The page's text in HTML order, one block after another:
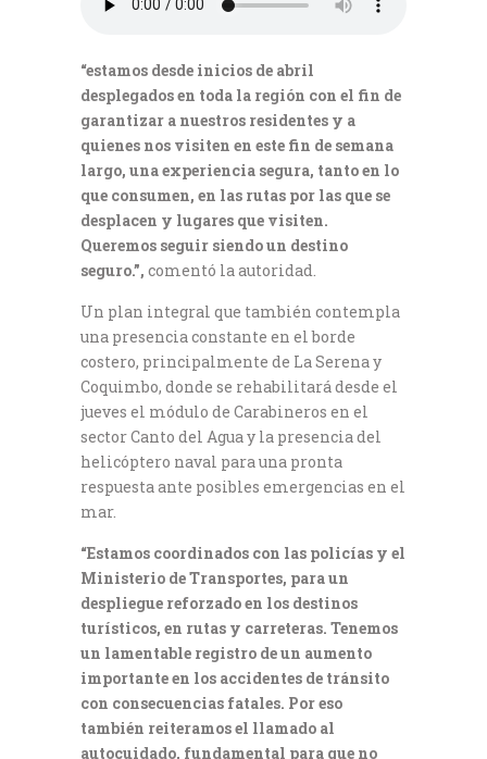
“estamos desde inicios de abril
desplegados en toda la región con el fin de
garantizar a nuestros residentes y a
quienes nos visiten en este fin de semana
largo, una experiencia segura, tanto en lo
que consumen, en las rutas por las que se
desplacen y lugares que visiten.
Queremos seguir siendo un destino
seguro.”, comentó la autoridad.
Un plan integral que también contempla
una presencia constante en el borde
costero, principalmente de La Serena y
Coquimbo, donde se rehabilitará desde el
jueves el módulo de Carabineros en el
sector Canto del Agua y la presencia del
helicóptero naval para una pronta
respuesta ante posibles emergencias en el
mar.
“Estamos coordinados con las policías y el
Ministerio de Transportes, para un
despliegue reforzado en los destinos
turísticos, en rutas y carreteras. Tenemos
un lamentable registro de un aumento
importante en los accidentes de tránsito
con consecuencias fatales. Por eso
también reiteramos el llamado al
autocuidado, fundamental para que no